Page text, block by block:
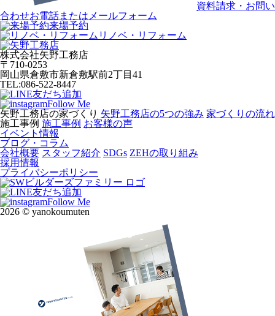
資料請求・お問い
合わせお電話またはメールフォーム
来場予約
リノベ・リフォーム
株式会社矢野工務店
〒710-0253
岡山県倉敷市新倉敷駅前2丁目41
TEL:086-522-8447
友だち追加
Follow Me
矢野工務店の家づくり 矢野工務店の5つの強み 家づくりの流れ
施工事例 施工事例 お客様の声
イベント情報
ブログ・コラム
会社概要 スタッフ紹介 SDGs ZEHの取り組み
採用情報
プライバシーポリシー
友だち追加
Follow Me
2026 © yanokoumuten